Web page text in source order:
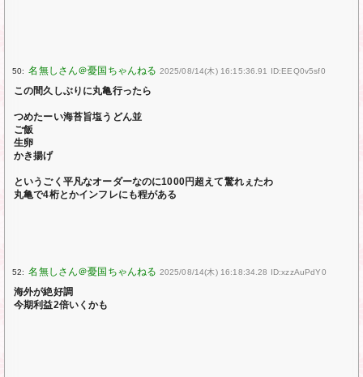
50: 2025/08/14(木) 16:15:36.91 ID:EEQ0v5sf0
この間久しぶりに丸亀行ったら
つめたーい海苔旨塩うどん並
ご飯
生卵
かき揚げ
というごく平凡なオーダーなのに1000円超えて驚れぇたわ
丸亀で4桁とかインフレにも程がある
52: 2025/08/14(木) 16:18:34.28 ID:xzzAuPdY0
海外が絶好調
今期利益2倍いくかも